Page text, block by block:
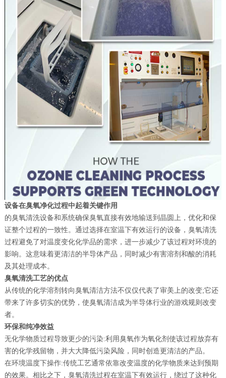
设备在臭氧净化过程中起着关键作用
的臭氧清洗设备和系统确保臭氧直接有效地输送到晶圆上，优化和保
证整个过程的一致性。通过选择在室温下有效运行的设备，臭氧清洗
过程避免了对温度变化化学品的需求，进一步减少了该过程对环境的
影响。这意味着更清洁的半导体产品，同时减少有害溶剂和酸的消耗
及其处理成本。
臭氧清洗工艺的优点
从传统的化学溶剂转向臭氧清洁方法不仅仅代表了审美上的改变;它还
带来了许多切实的优势，使臭氧清洁成为半导体行业的游戏规则改变
者。
环保和纯净效益
无化学物质过程导致更少的污染:利用臭氧作为氧化剂使该过程放弃有
害的化学残留物，并大大降低污染风险，同时创造更清洁的产品。
在环境温度下操作:传统工艺通常依靠改变温度的化学物质来达到预期
的效果。相比之下，臭氧清洗过程在室温下有效运行，绕过了这种化